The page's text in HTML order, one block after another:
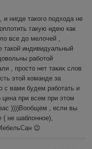
нигде такого подхода не
такую идею как
все до мелочей ,
такой индивидуальный
работой
, просто нет таких слов
этой команде за
с вами будем работать и
цена при всем при этом
))))Вообщем , если вы
( не шаблонное),
😉